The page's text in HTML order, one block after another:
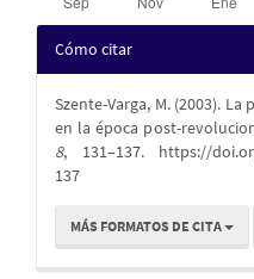
Detalles
del
artículo
Cómo citar
Szente-Varga, M. (2003).
en la época post-
8, 131–137. https://
137
MÁS FORMATOS DE CITA